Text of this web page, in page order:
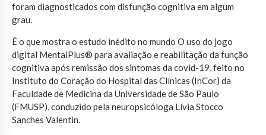
foram diagnosticados com disfunção cognitiva em algum
grau.
É o que mostra o estudo inédito no mundo O uso do jogo
digital MentalPlus®️ para avaliação e reabilitação da função
cognitiva após remissão dos sintomas da covid-19, feito no
Instituto do Coração do Hospital das Clínicas (InCor) da
Faculdade de Medicina da Universidade de São Paulo
(FMUSP), conduzido pela neuropsicóloga Lívia Stocco
Sanches Valentin.